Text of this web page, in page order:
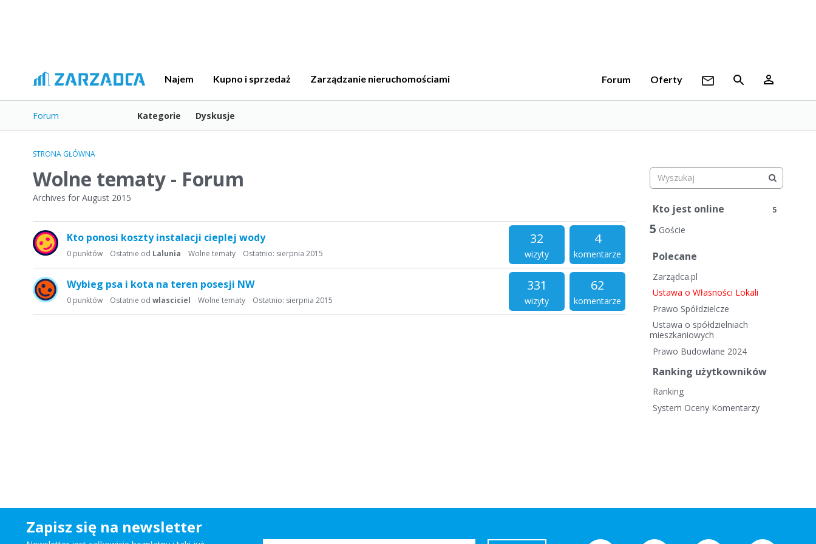
Najem Kupno i sprzedaż Zarządzanie nieruchomościami Forum Oferty
Forum Kategorie Dyskusje
STRONA GŁÓWNA
Wolne tematy - Forum
Archives for August 2015
i
s
t
a
d
Kto ponosi koszty instalacji cieplej wody 32
wizyty
4
komentarze
0 punktów Ostatnie od Lalunia Ostatnio: sierpnia 2015
Wolne tematy
Wybieg psa i kota na teren posesji NW 331
wizyty
62
komentarze
0 punktów Ostatnie od wlasciciel Ostatnio: sierpnia 2015
Wolne tematy
Kto jest online 5
5 Goście
Polecane
Zarządca.pl
Ustawa o Własności Lokali
Prawo Spółdzielcze
Ustawa o spółdzielniach
mieszkaniowych
Prawo Budowlane 2024
Ranking użytkowników
Ranking
System Oceny Komentarzy
Zapisz się na newsletter